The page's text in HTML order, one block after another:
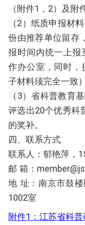
（附件1，2）及附
（2）纸质申报材
份由推荐单位留存
报时间内统一上报
作办公室，同时，
子材料须完全一致）
（3）省科普教育
评选出20个优秀科
的奖补。
四、联系方式
联系人：郁艳萍，
邮 箱：
地 址：南京市鼓
1002室
附件1：江苏省科